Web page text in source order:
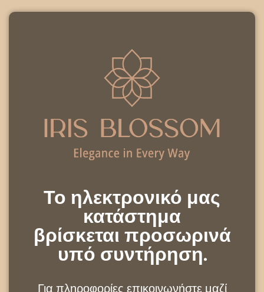
Το ηλεκτρονικό μας
κατάστημα
βρίσκεται προσωρινά
υπό συντήρηση.
Για πληροφορίες επικοινωνήστε μαζί